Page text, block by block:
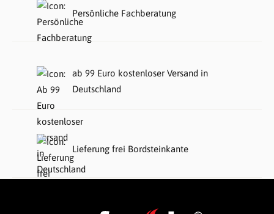
Persönliche Fachberatung
ab 99 Euro kostenloser Versand in
Deutschland
Lieferung frei Bordsteinkante